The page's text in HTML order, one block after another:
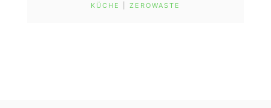
KÜCHE
ZEROWASTE